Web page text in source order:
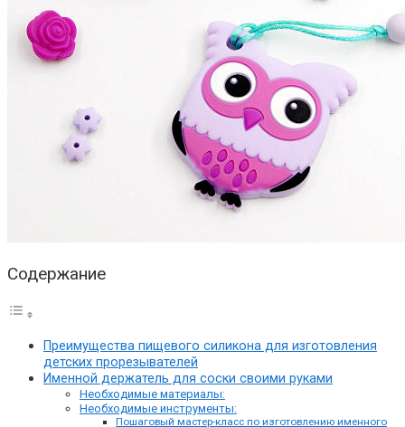
Содержание
Преимущества пищевого силикона для изготовления
детских прорезывателей
Именной держатель для соски своими руками
Необходимые материалы:
Необходимые инструменты:
Пошаговый мастер-класс по изготовлению именного